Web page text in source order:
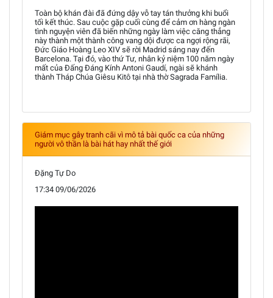
Toàn bộ khán đài đã đứng dậy vỗ tay tán thưởng khi buổi
tối kết thúc. Sau cuộc gặp cuối cùng để cảm ơn hàng ngàn
tình nguyện viên đã biến những ngày làm việc căng thẳng
này thành một thành công vang dội được ca ngợi rộng rãi,
Đức Giáo Hoàng Leo XIV sẽ rời Madrid sáng nay đến
Barcelona. Tại đó, vào thứ Tư, nhân kỷ niệm 100 năm ngày
mất của Đấng Đáng Kính Antoni Gaudí, ngài sẽ khánh
thành Tháp Chúa Giêsu Kitô tại nhà thờ Sagrada Família.
Giám mục gây tranh cãi vì mô tả bài quốc ca của những
người vô thần là bài hát hay nhất thế giới
Đặng Tự Do
17:34 09/06/2026